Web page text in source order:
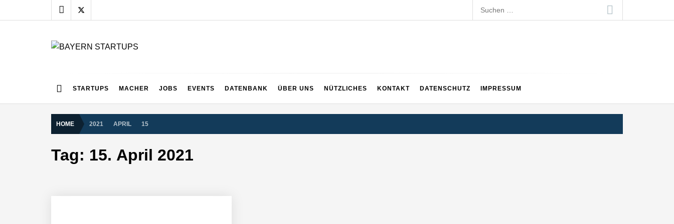
to
Suchen
nach:
STARTUPS MACHER JOBS EVENTS DATENBANK ÜBER UNS NÜTZLICHES KONTAKT DATENSCHUTZ IMPRESSUM
HOME 2021 APRIL 15
Tag: 15. April 2021